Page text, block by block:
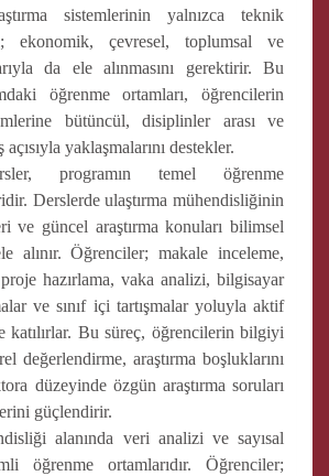
sistemlerinin yalnızca teknik
ekonomik, çevresel, toplumsal ve
da ele alınmasını gerektirir. Bu
öğrenme ortamları, öğrencilerin
bütüncül, disiplinler arası ve
yaklaşmalarını destekler.
programın temel öğrenme
Derslerde ulaştırma mühendisliğinin
ve güncel araştırma konuları bilimsel
alınır. Öğrenciler; makale inceleme,
hazırlama, vaka analizi, bilgisayar
ve sınıf içi tartışmalar yoluyla aktif
katılırlar. Bu süreç, öğrencilerin bilgiyi
değerlendirme, araştırma boşluklarını
düzeyinde özgün araştırma soruları
güçlendirir.
alanında veri analizi ve sayısal
öğrenme ortamlarıdır. Öğrenciler;